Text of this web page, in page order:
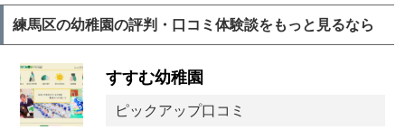
練馬区の幼稚園の評判・口コミ体験談をもっと見るなら
すすむ幼稚園
ピックアップ口コミ